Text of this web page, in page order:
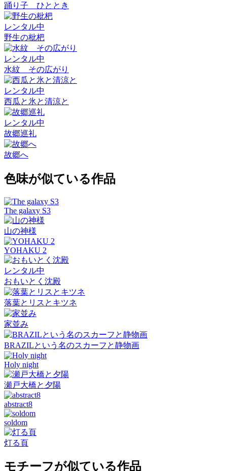
踊り子 ひととき
レンタル中
野生の枇杷
レンタル中
水紋 その広がり
レンタル中
西瓜と氷と清涼と
レンタル中
故郷巡礼
故郷へ
色味が似ている作品
The galaxy S3
山の神様
YOHAKU 2
レンタル中
おもいとく沈殿
落葉とリスとキツネ
家並み
BRAZILという名のスカーフと静物画
Holy night
瀬戸大橋と夕陽
abstract8
soldom
灯る頁
モチーフが似ている作品